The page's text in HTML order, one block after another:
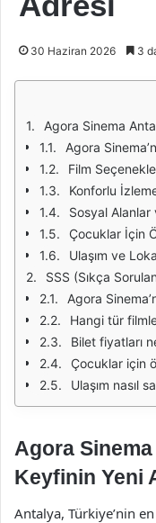
30 Haziran 2026 3
Agora Sinema
Agora
Film
Konforlu
Sosyal
Çocuklar İçin
Ulaşım ve
SSS (Sıkça
Agora
Hangi tür
Bilet fiyatları
Çocuklar için
Ulaşım nasıl
Agora
Keyfinin Yeni
Antalya, Türkiye’nin